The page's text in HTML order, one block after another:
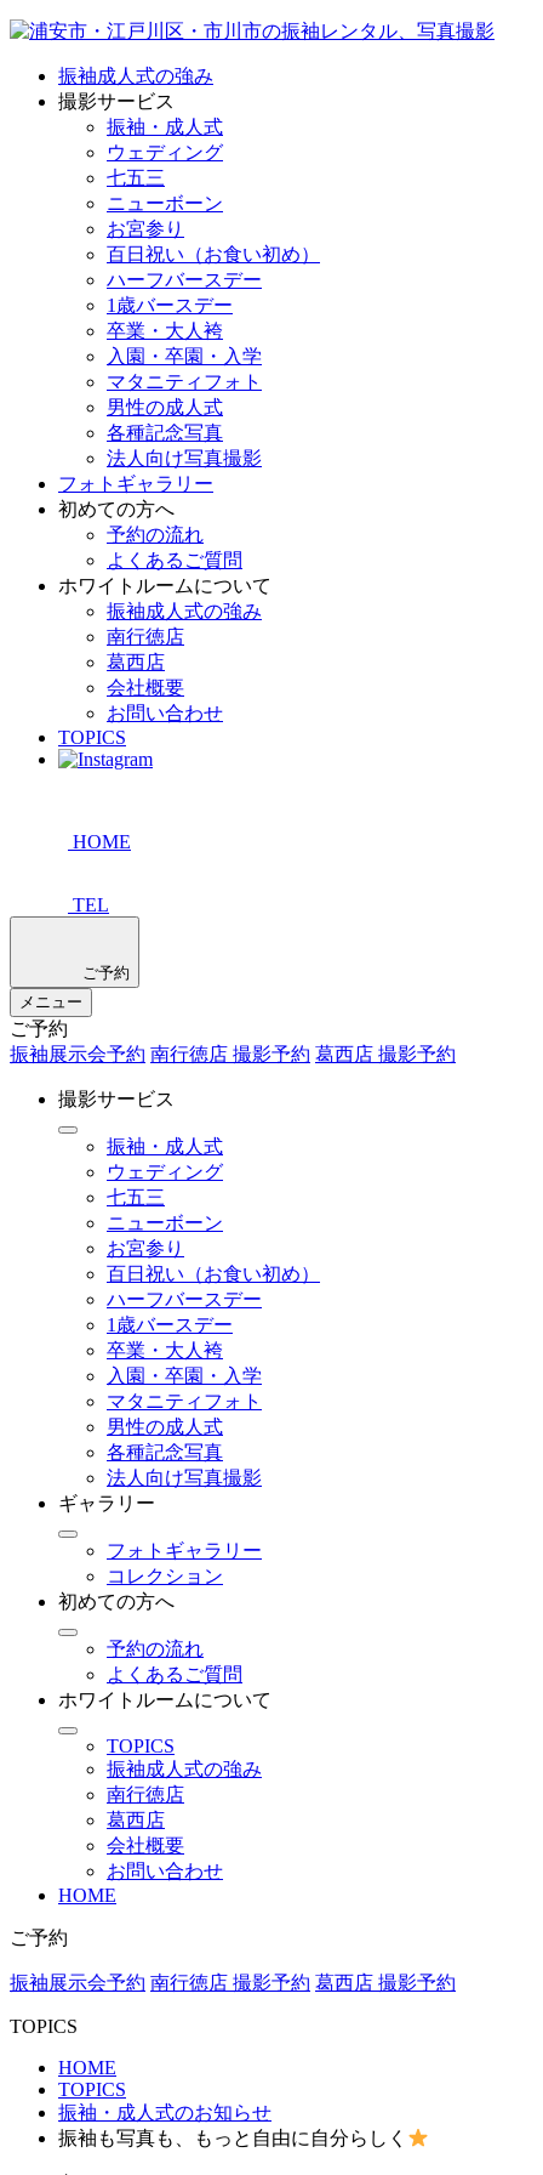
振袖成人式の強み
撮影サービス
振袖・成人式
ウェディング
七五三
ニューボーン
お宮参り
百日祝い（お食い初め）
ハーフバースデー
1歳バースデー
卒業・大人袴
入園・卒園・入学
マタニティフォト
男性の成人式
各種記念写真
法人向け写真撮影
フォトギャラリー
初めての方へ
予約の流れ
よくあるご質問
ホワイトルームについて
振袖成人式の強み
南行徳店
葛西店
会社概要
お問い合わせ
TOPICS
HOME
TEL
ご予約
メニュー
ご予約
振袖展示会予約 南行徳店 撮影予約 葛西店 撮影予約
撮影サービス
振袖・成人式
ウェディング
七五三
ニューボーン
お宮参り
百日祝い（お食い初め）
ハーフバースデー
1歳バースデー
卒業・大人袴
入園・卒園・入学
マタニティフォト
男性の成人式
各種記念写真
法人向け写真撮影
ギャラリー
フォトギャラリー
コレクション
初めての方へ
予約の流れ
よくあるご質問
ホワイトルームについて
TOPICS
振袖成人式の強み
南行徳店
葛西店
会社概要
お問い合わせ
HOME
ご予約
振袖展示会予約 南行徳店 撮影予約 葛西店 撮影予約
TOPICS
HOME
TOPICS
振袖・成人式のお知らせ
振袖も写真も、もっと自由に自分らしく